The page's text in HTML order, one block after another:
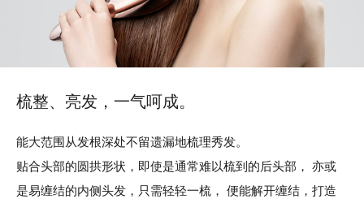
梳整、亮发，一气呵成。
能大范围从发根深处不留遗漏地梳理秀发。
贴合头部的圆拱形状，即使是通常难以梳到的后头部， 亦或
是易缠结的内侧头发，只需轻轻一梳， 便能解开缠结，打造